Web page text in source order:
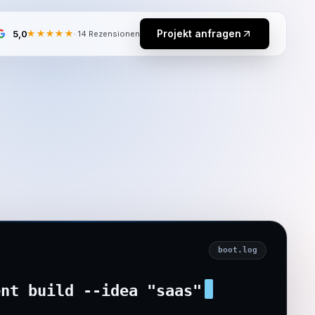
5,0★★★★★ · 14 Rezensionen Projekt anfragen
boot.log
build --idea "internal